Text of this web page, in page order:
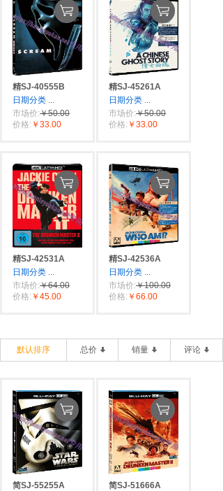
精SJ-40555B
日期分类 ...
市场价:￥50.00
价格: ￥33.00
精SJ-45261A
日期分类 ...
市场价:￥50.00
价格: ￥33.00
精SJ-42531A
日期分类 ...
市场价:￥64.00
价格: ￥45.00
精SJ-42536A
日期分类 ...
市场价:￥100.00
价格: ￥66.00
默认排序 总价 销量 评论
简SJ-55255A
简SJ-51666A